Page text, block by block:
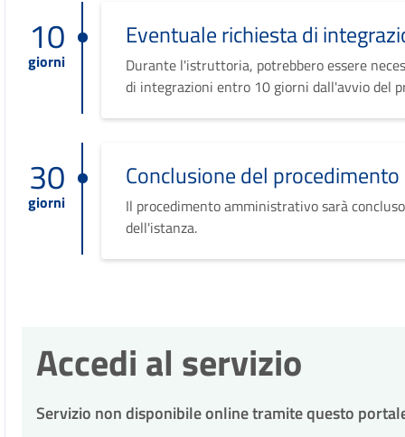
10
giorni
Eventuale richiesta di
Durante l'istruttoria, potrebbero essere
di integrazioni entro 10 giorni dall'avvio del
30
giorni
Conclusione del procedimento
Il procedimento amministrativo sarà
dell'istanza.
Accedi al servizio
Servizio non disponibile online tramite questo